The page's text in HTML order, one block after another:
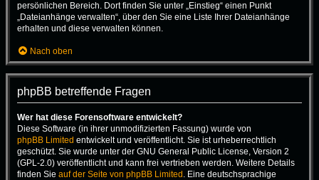
persönlichen Bereich. Dort finden Sie unter „Einstieg“ einen Punkt
„Dateianhänge verwalten“, über den Sie eine Liste Ihrer Dateianhänge
erhalten und diese verwalten können.
Nach oben
phpBB betreffende Fragen
Wer hat diese Forensoftware entwickelt?
Diese Software (in ihrer unmodifizierten Fassung) wurde von
phpBB Limited entwickelt und veröffentlicht. Sie ist urheberrechtlich
geschützt. Sie wurde unter der GNU General Public License, Version 2
(GPL-2.0) veröffentlicht und kann frei vertrieben werden. Weitere Details
finden Sie auf der Seite von phpBB Limited . Eine deutschsprachige